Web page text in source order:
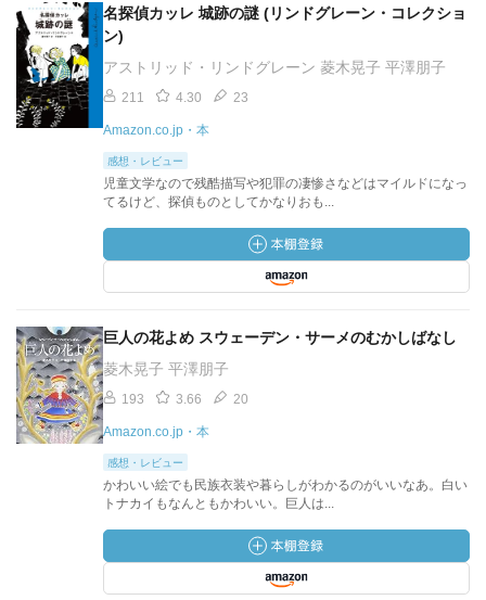
名探偵カッレ 城跡の謎 (リンドグレーン・コレクショ
ン)
アストリッド・リンドグレーン 菱木晃子 平澤朋子
211 4.30 23
Amazon.co.jp・本
感想・レビュー
児童文学なので残酷描写や犯罪の凄惨さなどはマイルドになっ
てるけど、探偵ものとしてかなりおも...
巨人の花よめ スウェーデン・サーメのむかしばなし
菱木晃子 平澤朋子
193 3.66 20
Amazon.co.jp・本
感想・レビュー
かわいい絵でも民族衣装や暮らしがわかるのがいいなあ。白い
トナカイもなんともかわいい。巨人は...